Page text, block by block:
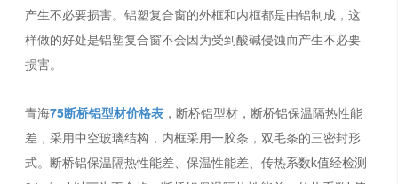
产生不必要损害。铝塑复合窗的外框和内框都是由铝制成，这
样做的好处是铝塑复合窗不会因为受到酸碱侵蚀而产生不必要
损害。
青海75断桥铝型材价格表 ，断桥铝型材，断桥铝保温隔热性能
差，采用中空玻璃结构，内框采用一胶条，双毛条的三密封形
式。断桥铝保温隔热性能差、保温性能差、传热系数k值经检测